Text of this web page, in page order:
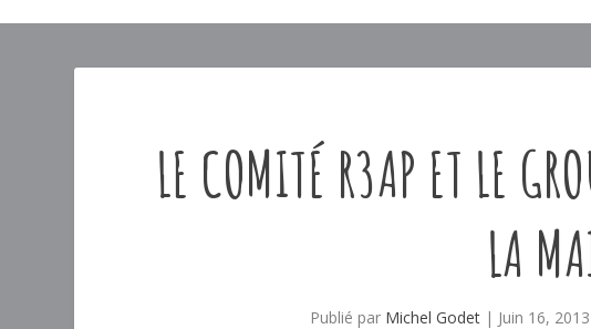
LE COMITÉ R3AP ET LE
LA
Publié par Michel Godet| Juin 16, 2013